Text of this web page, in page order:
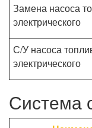
Замена насоса
электрического
С/У насоса
электрического
Система